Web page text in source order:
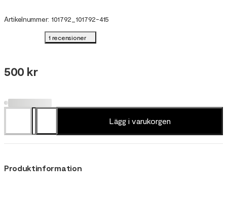
Artikelnummer: 101792 101792-415
1 recensioner
500 kr
Lägg i varukorgen
Produktinformation